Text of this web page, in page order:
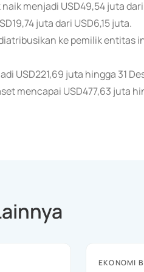
menjadi USD49,54 juta
juta dari USD6,15 juta.
ke pemilik entitas
USD221,69 juta hingga 31
mencapai USD477,63 juta
EKONOMI